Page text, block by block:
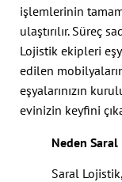
işlemlerinin
ulaştırılır. Süreç
Lojistik ekipleri
edilen
eşyalarınızın
evinizin keyfini
Neden
Saral